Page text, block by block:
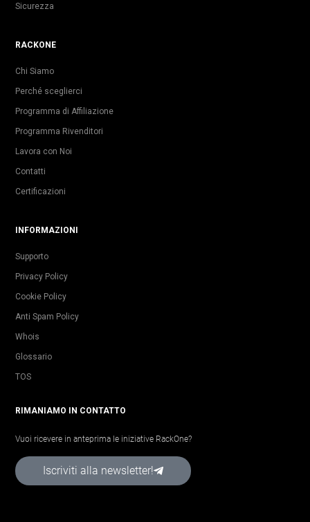
Sicurezza
RACKONE
Chi Siamo
Perché sceglierci
Programma di Affiliazione
Programma Rivenditori
Lavora con Noi
Contatti
Certificazioni
INFORMAZIONI
Supporto
Privacy Policy
Cookie Policy
Anti Spam Policy
Whois
Glossario
TOS
RIMANIAMO IN CONTATTO
Vuoi ricevere in anteprima le iniziative RackOne?
Iscriviti alla newsletter!